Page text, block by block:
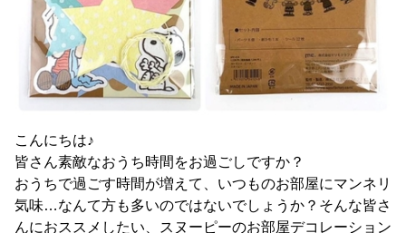
こんにちは♪
皆さん素敵なおうち時間をお過ごしですか？
おうちで過ごす時間が増えて、いつものお部屋にマンネリ
気味…なんて方も多いのではないでしょうか？そんな皆さ
んにおススメしたい、スヌーピーのお部屋デコレーション